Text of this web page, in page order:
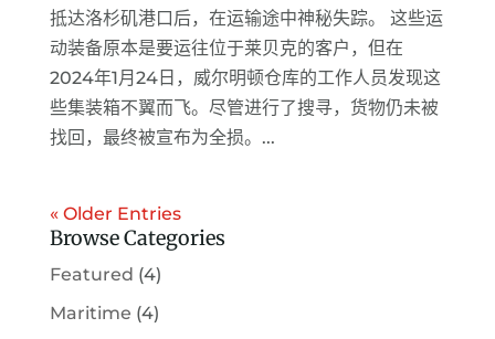
抵达洛杉矶港口后，在运输途中神秘失踪。 这些运
动装备原本是要运往位于莱贝克的客户，但在
2024年1月24日，威尔明顿仓库的工作人员发现这
些集装箱不翼而飞。尽管进行了搜寻，货物仍未被
找回，最终被宣布为全损。...
« Older Entries
Browse Categories
Featured (4)
Maritime (4)